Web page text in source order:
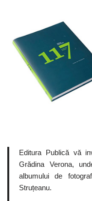
Editura Publică vă
Grădina Verona,
albumului de
Struțeanu.